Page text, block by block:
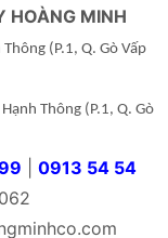
HOÀNG MINH
Thông (P.1, Q. Gò Vấp
Thông(P.1, Q. Gò
0913 54 54